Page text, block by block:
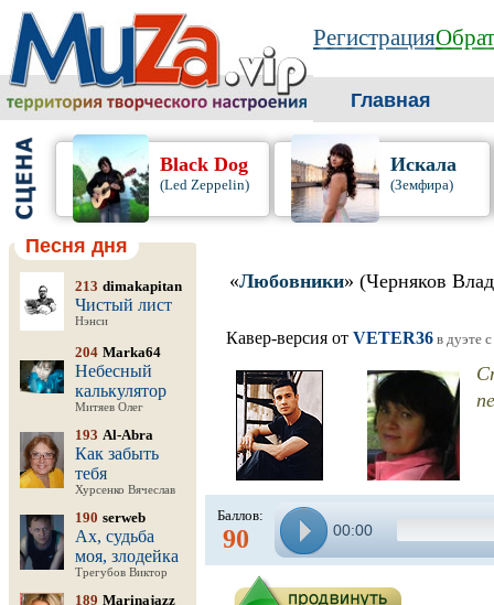
Регистрация
Главная
Black Dog
(Led Zeppelin)
Искала
(Земфира)
Песня дня
213 dimakapitan
Чистый лист
Нэнси
204 Marka64
Небесный
калькулятор
Митяев Олег
193 Al-Abra
Как забыть
тебя
Хурсенко Вячеслав
190 serweb
Ах, судьба
моя, злодейка
Трегубов Виктор
189 Marinajazz
«Любовники» (Черняков
Кавер-версия от VETER36 в дуэте c
Баллов:
90 00:00